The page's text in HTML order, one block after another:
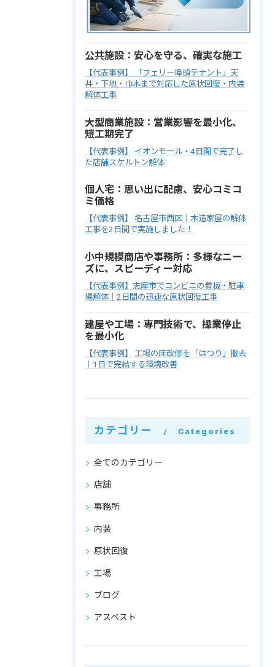
公共施設：安心を守る、確実な施工
【代表事例】 「フェリー埠頭テナント」天
井・下地・巾木まで対応した原状回復・内装
解体工事
大型商業施設：営業影響を最小化、
短工期完了
【代表事例】 イオンモール・4日間で完了し
た店舗スケルトン解体
個人宅：思い出に配慮、安心コミコ
ミ価格
【代表事例】 名古屋市西区｜木造家屋の解体
工事を2日間で実施しました！
小中規模商店や事務所：多様なニー
ズに、スピーディー対応
【代表事例】志摩市でコンビニの看板・駐車
場解体｜2日間の迅速な原状回復工事
建屋や工場：専門技術で、操業停止
を最小化
【代表事例】 工場の床改修を「はつり」撤去
｜1日で完結する環境改善
カテゴリー Categories
全てのカテゴリー
店舗
事務所
内装
原状回復
工場
ブログ
アスベスト